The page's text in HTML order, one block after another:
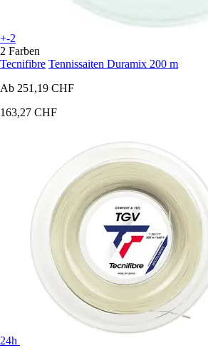
+-2
2 Farben
Tecnifibre Tennissaiten Duramix 200 m
Ab 251,19 CHF
163,27 CHF
24h